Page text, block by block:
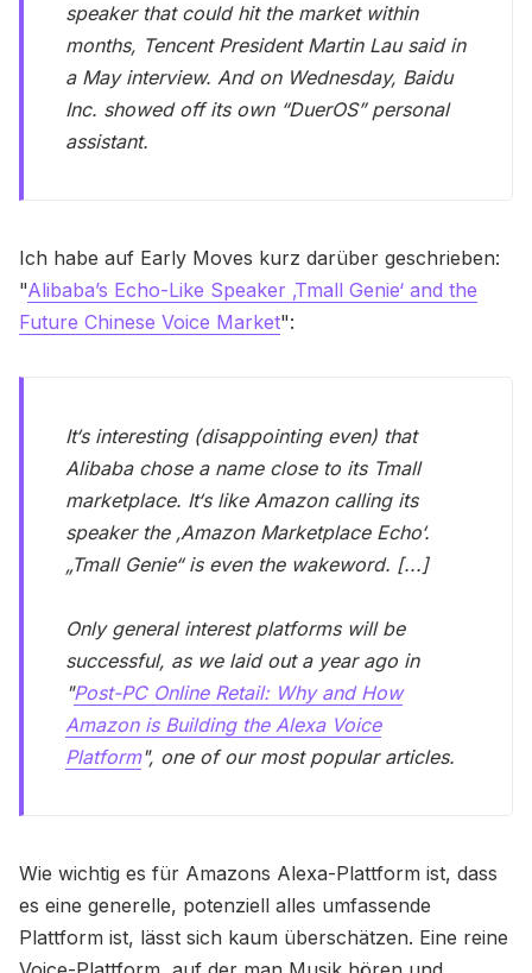
speaker that could hit the market within
months, Tencent President Martin Lau said in
a May interview. And on Wednesday, Baidu
Inc. showed off its own “DuerOS” personal
assistant.
Ich habe auf Early Moves kurz darüber geschrieben:
"Alibaba’s Echo-Like Speaker ‚Tmall Genie‘ and the
Future Chinese Voice Market":
It‘s interesting (disappointing even) that
Alibaba chose a name close to its Tmall
marketplace. It‘s like Amazon calling its
speaker the ‚Amazon Marketplace Echo‘.
„Tmall Genie“ is even the wakeword. [...]
Only general interest platforms will be
successful, as we laid out a year ago in
"Post-PC Online Retail: Why and How
Amazon is Building the Alexa Voice
Platform", one of our most popular articles.
Wie wichtig es für Amazons Alexa-Plattform ist, dass
es eine generelle, potenziell alles umfassende
Plattform ist, lässt sich kaum überschätzen. Eine reine